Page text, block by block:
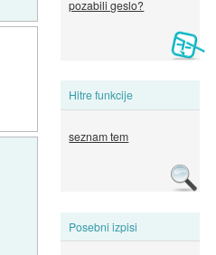
pozabili geslo?
Hitre funkcije
seznam tem
Posebni izpisi